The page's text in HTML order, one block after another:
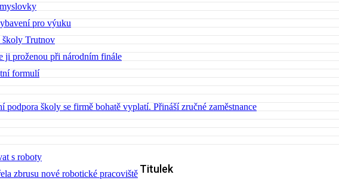
pro výuku
školy Trutnov
ji proženou při národním finále
formulí
školy se firmě bohatě vyplatí. Přináší zručné zaměstnance
s roboty
zbrusu nové robotické pracoviště
Titulek